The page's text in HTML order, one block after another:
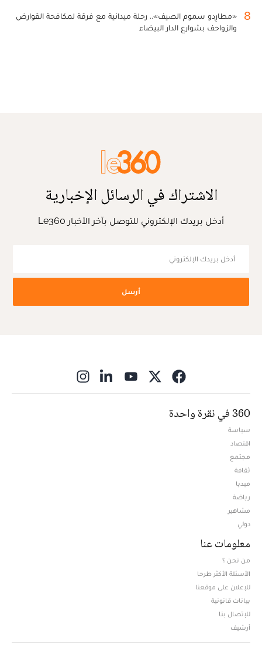
8
«مطارِدو سموم الصيف».. رحلة ميدانية مع فرقة لمكافحة القوارض
والزواحف بشوارع الدار البيضاء
الاشتراك في الرسائل الإخبارية
أدخل بريدك الإلكتروني للتوصل بآخر الأخبار Le360
أرسل
360 في نقرة واحدة
سياسة
اقتصاد
مجتمع
ثقافة
ميديا
رياضة
مشاهير
دولي
معلومات عنا
من نحن ؟
الأسئلة الأكثر طرحا
للإعلان على موقعنا
بيانات قانونية
للإتصال بنا
أرشيف